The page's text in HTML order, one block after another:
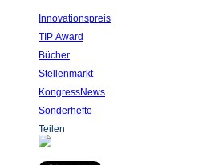
Innovationspreis
TIP Award
Bücher
Stellenmarkt
KongressNews
Sonderhefte
Teilen